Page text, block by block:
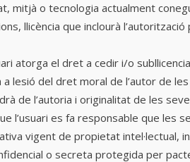
mitjà o tecnologia actualment
llicència que inclourà
atorga el dret a cedir i/o
a lesió del dret moral de l’autor de
de l’autoria i originalitat de les
l’usuari es fa responsable que les
vigent de propietat intel·lectual,
o secreta protegida per